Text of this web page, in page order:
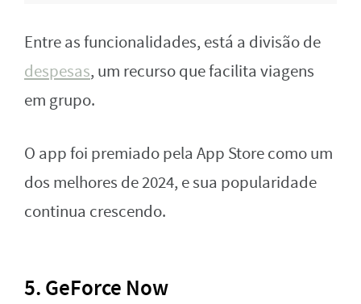
Entre as funcionalidades, está a divisão de
despesas, um recurso que facilita viagens
em grupo.
O app foi premiado pela App Store como um
dos melhores de 2024, e sua popularidade
continua crescendo.
5. GeForce Now